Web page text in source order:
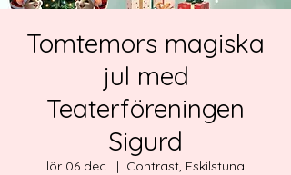
Tomtemors magiska
jul med
Teaterföreningen
Sigurd
lör 06 dec.
  |
Contrast, Eskilstuna